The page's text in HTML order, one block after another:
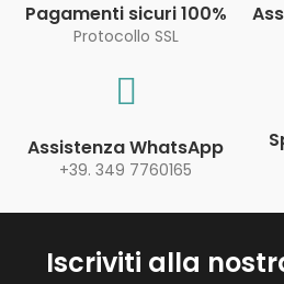
Pagamenti sicuri 100%
Protocollo SSL
Assistenza WhatsApp
+39. 349 7760165
Iscriviti alla